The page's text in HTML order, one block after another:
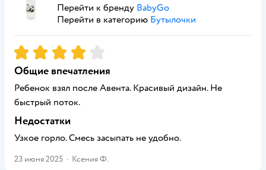
Перейти к бренду BabyGo
Перейти в категорию Бутылочки
Рейтинг:4
Общие впечатления
Ребенок взял после Авента. Красивый дизайн. Не
быстрый поток.
Недостатки
Узкое горло. Смесь засыпать не удобно.
23 июня 2025 · Ксения Ф.